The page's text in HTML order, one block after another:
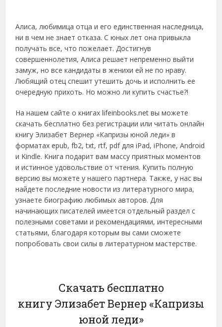
Алиса, любимица отца и его единственная наследница,
ни в чем не знает отказа. С юных лет она привыкла
получать все, что пожелает. Достигнув
совершеннолетия, Алиса решает непременно выйти
замуж, но все кандидаты в женихи ей не по нраву.
Любящий отец спешит утешить дочь и исполнить ее
очередную прихоть. Но можно ли купить счастье?!
На нашем сайте о книгах lifeinbooks.net вы можете
скачать бесплатно без регистрации или читать онлайн
книгу Элизабет Вернер «Капризы юной леди» в
форматах epub, fb2, txt, rtf, pdf для iPad, iPhone, Android
и Kindle. Книга подарит вам массу приятных моментов
и истинное удовольствие от чтения. Купить полную
версию вы можете у нашего партнера. Также, у нас вы
найдете последние новости из литературного мира,
узнаете биографию любимых авторов. Для
начинающих писателей имеется отдельный раздел с
полезными советами и рекомендациями, интересными
статьями, благодаря которым вы сами сможете
попробовать свои силы в литературном мастерстве.
Скачать бесплатно
книгу Элизабет Вернер «Капризы
юной леди»